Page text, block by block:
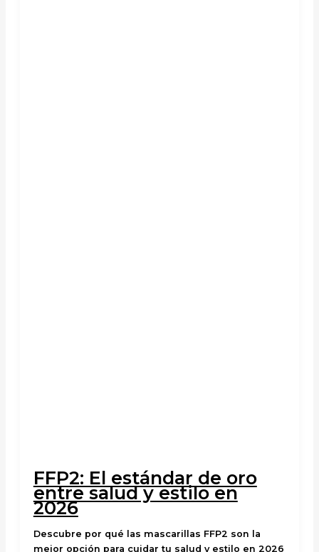
FFP2: El estándar de oro
entre salud y estilo en
2026
Descubre por qué las mascarillas FFP2 son la
mejor opción para cuidar tu salud y estilo en 2026